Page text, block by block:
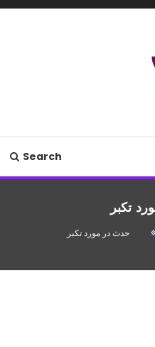
Search
تکبر
حدث در مورد تکبر